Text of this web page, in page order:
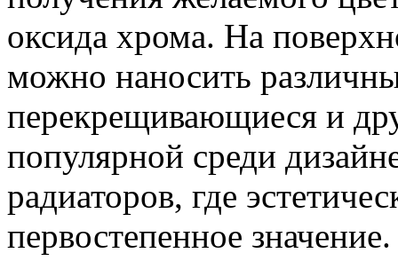
оксида хрома. На
можно наносить
перекрещивающиеся и
популярной среди
радиаторов, где
первостепенное значение.